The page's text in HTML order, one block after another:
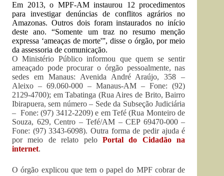
Em 2013, o MPF-AM instaurou 12 procedimentos
para investigar denúncias de conflitos agrários no
Amazonas. Outros dois foram instaurados no início
deste ano. “Somente um traz no resumo menção
expressa ‘ameaças de morte'”, disse o órgão, por meio
da assessoria de comunicação.
O Ministério Público informou que quem se sentir
ameaçado pode procurar o órgão pessoalmente, nas
sedes em Manaus: Avenida André Araújo, 358 –
Aleixo – 69.060-000 – Manaus-AM – Fone: (92)
2129-4700); em Tabatinga (Rua Aires de Brito, Bairro
Ibirapuera, sem número – Sede da Subseção Judiciária
– Fone: (97) 3412-2209) e em Tefé (Rua Monteiro de
Souza, 629, Centro – Tefé/AM – CEP 69470-000 –
Fone: (97) 3343-6098). Outra forma de pedir ajuda é
por meio de relato peloPortal do Cidadão na
internet.
O órgão explicou que tem o papel do MPF cobrar de